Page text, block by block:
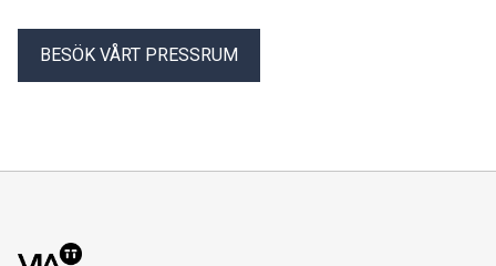
BESÖK VÅRT PRESSRUM